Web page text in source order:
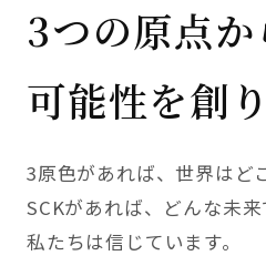
3つの原点
可能性を創
3原色があれば、世界はど
SCKがあれば、どんな未
私たちは信じています。